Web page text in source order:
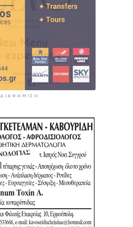
ΔΙΑΦΉΜΙΣΗ